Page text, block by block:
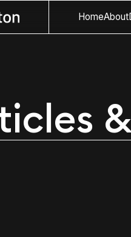
HomeAbout